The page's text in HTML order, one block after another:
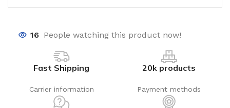
16 People watching this product now!
Fast Shipping
Carrier information
20k products
Payment methods